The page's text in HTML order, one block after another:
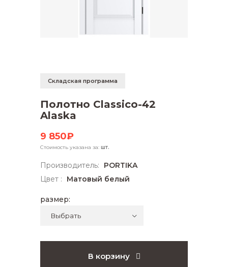
Складская программа
Полотно Classico-42
Alaska
9 850₽
Стоимость указана за: шт.
Производитель:
PORTIKA
Цвет :
Матовый белый
размер:
В корзину